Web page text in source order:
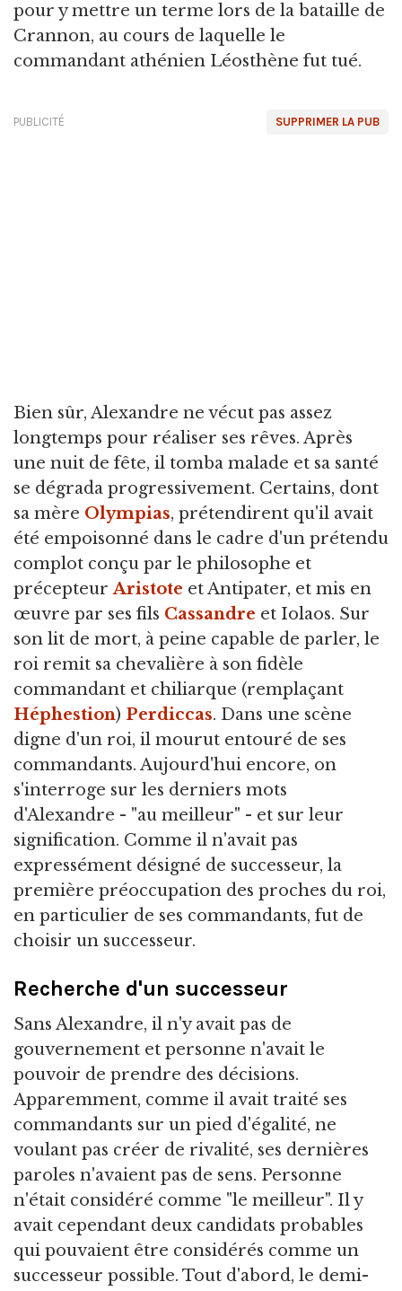
pour y mettre un terme lors de la bataille de
Crannon, au cours de laquelle le
commandant athénien Léosthène fut tué.
SUPPRIMER LA PUB
PUBLICITÉ
Bien sûr, Alexandre ne vécut pas assez
longtemps pour réaliser ses rêves. Après
une nuit de fête, il tomba malade et sa santé
se dégrada progressivement. Certains, dont
sa mère Olympias, prétendirent qu'il avait
été empoisonné dans le cadre d'un prétendu
complot conçu par le philosophe et
précepteurAristote et Antipater, et mis en
œuvre par ses fils Cassandre et Iolaos. Sur
son lit de mort, à peine capable de parler, le
roi remit sa chevalière à son fidèle
commandant et chiliarque (remplaçant
Héphestion) Perdiccas. Dans une scène
digne d'un roi, il mourut entouré de ses
commandants. Aujourd'hui encore, on
s'interroge sur les derniers mots
d'Alexandre - "au meilleur" - et sur leur
signification. Comme il n'avait pas
expressément désigné de successeur, la
première préoccupation des proches du roi,
en particulier de ses commandants, fut de
choisir un successeur.
Recherche d'un successeur
Sans Alexandre, il n'y avait pas de
gouvernement et personne n'avait le
pouvoir de prendre des décisions.
Apparemment, comme il avait traité ses
commandants sur un pied d'égalité, ne
voulant pas créer de rivalité, ses dernières
paroles n'avaient pas de sens. Personne
n'était considéré comme "le meilleur". Il y
avait cependant deux candidats probables
qui pouvaient être considérés comme un
successeur possible. Tout d'abord, le demi-